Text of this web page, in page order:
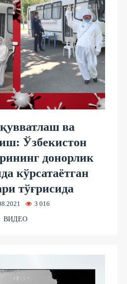
ва
Ўзбекистон
донорлик
кўрсатаётган
тўғрисида
3 016
ВИДЕО